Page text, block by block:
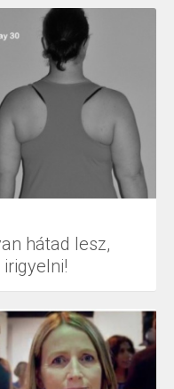
hátad lesz,